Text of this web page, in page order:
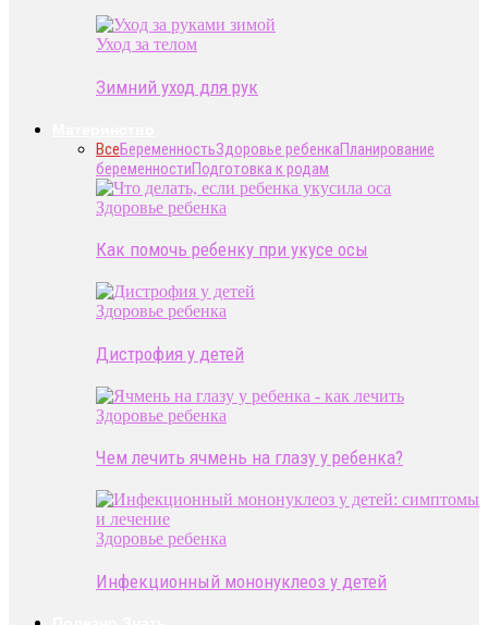
Уход за телом
Зимний уход для рук
ВсеБеременностьЗдоровье ребенкаПланирование
беременностиПодготовка к родам
Здоровье ребенка
Как помочь ребенку при укусе осы
Здоровье ребенка
Дистрофия у детей
Здоровье ребенка
Чем лечить ячмень на глазу у ребенка?
Здоровье ребенка
Инфекционный мононуклеоз у детей